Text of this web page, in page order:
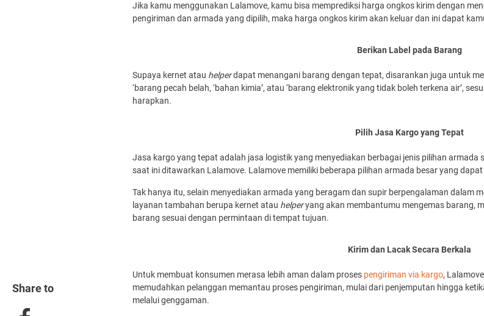
Jika kamu menggunakan Lalamove, kamu bisa memprediksi harga ongkos kirim dengan
pengiriman dan armada yang dipilih, maka harga ongkos kirim akan keluar dan ini dapat
Berikan Label pada Barang
Supaya kernet atau helperdapat menangani barang dengan tepat, disarankan juga untuk
‘barang pecah belah, ‘bahan kimia’, atau ‘barang elektronik yang tidak boleh terkena air’,
harapkan.
Pilih Jasa Kargo yang Tepat
Jasa kargo yang tepat adalah jasa logistik yang menyediakan berbagai jenis pilihan armada
saat ini ditawarkan Lalamove. Lalamove memiliki beberapa pilihan armada besar yang
Tak hanya itu, selain menyediakan armada yang beragam dan supir berpengalaman dalam
layanan tambahan berupa kernet atau helperyang akan membantumu mengemas barang,
barang sesuai dengan permintaan di tempat tujuan.
Kirim dan Lacak Secara Berkala
Untuk membuat konsumen merasa lebih aman dalam proses pengiriman via kargo,
memudahkan pelanggan memantau proses pengiriman, mulai dari penjemputan hingga
melalui genggaman.
Share to